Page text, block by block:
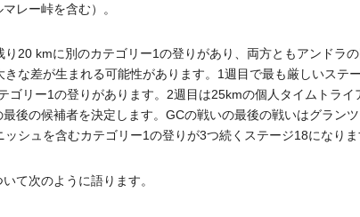
レー峠を含む）。
20 kmに別のカテゴリー1の登りがあり、両方ともアンドラ
な差が生まれる可能性があります。1週目で最も厳しいステ
リー1の登りがあります。2週目は25kmの個人タイムトライ
後の候補者を決定します。GCの戦いの最後の戦いはグラン
シュを含むカテゴリー1の登りが3つ続くステージ18になりま
て次のように語ります。